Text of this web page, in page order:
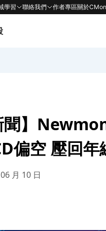
學習 聯絡我們 作者專區關於
聞】
偏空 壓回年
月 10 日